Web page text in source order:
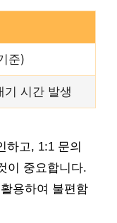
준)
기 시간 발생
하고, 1:1 문의
이 중요합니다.
용하여 불편함